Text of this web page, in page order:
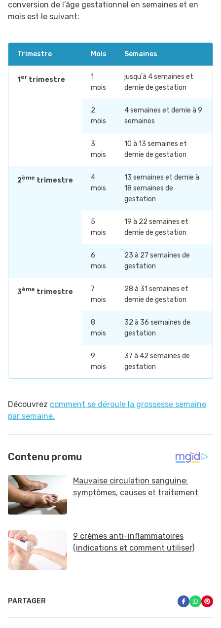
conversion de l’âge gestationnel en semaines et en
mois est le suivant:
Trimestre Mois Semaines
1 er trimestre
1
mois
jusqu'à 4 semaines et
demie de gestation
2
mois
4 semaines et demie à 9
semaines
3
mois
10 à 13 semaines et
demie de gestation
2ème trimestre
4
mois
13 semaines et demie à
18 semaines de
gestation
5
mois
19 à 22 semaines et
demie de gestation
6
mois
23 à 27 semaines de
gestation
3ème trimestre
7
mois
28 à 31 semaines et
demie de gestation
8
mois
32 à 36 semaines de
gestation
9
mois
37 à 42 semaines de
gestation
Découvrez comment se déroule la grossesse semaine
par semaine.
PARTAGER